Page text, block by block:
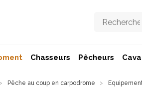
Chasseurs Pêcheurs
Pêche au coup en carpodrome